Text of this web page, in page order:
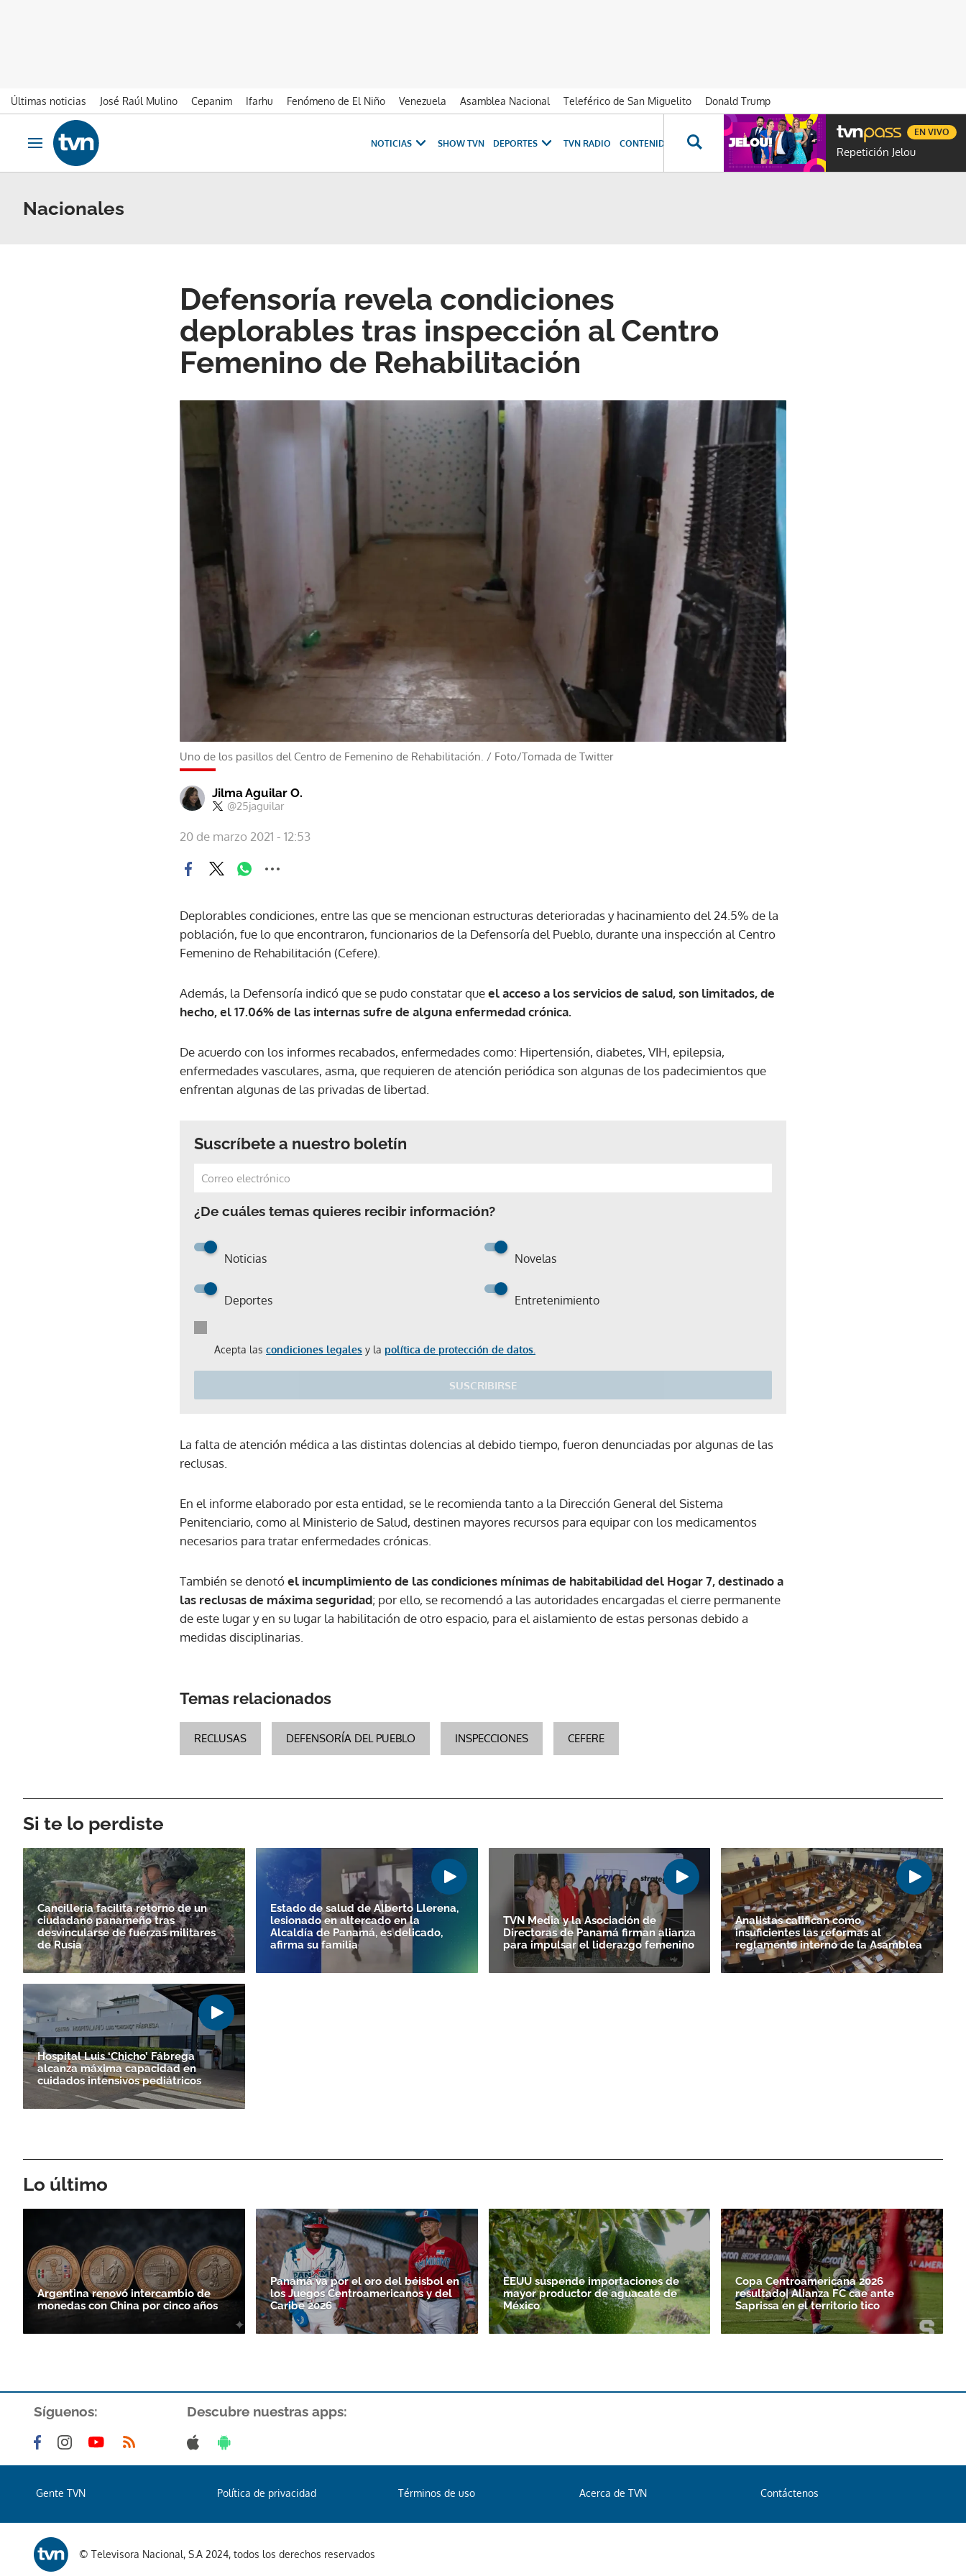
Últimas noticias José Raúl Mulino Cepanim Ifarhu Fenómeno de El Niño Venezuela Asamblea Nacional Teleférico de San Miguelito
Donald Trump
Ir al contenido
Obrir navegació
NOTICIAS SHOW TVN DEPORTES TVN RADIO CONTENIDOS ESPECIALES NOVELAS PROGRAMAS GENTE TVN
Repetición Jelou
EN VIVO
Nacionales
Defensoría revela condiciones
deplorables tras inspección al Centro
Femenino de Rehabilitación
Uno de los pasillos del Centro de Femenino de Rehabilitación. / Foto/Tomada de Twitter
Jilma Aguilar O.
@25jaguilar
20 de marzo 2021 - 12:53
Deplorables condiciones, entre las que se mencionan estructuras deterioradas y hacinamiento del 24.5% de la
población, fue lo que encontraron, funcionarios de la Defensoría del Pueblo, durante una inspección al Centro
Femenino de Rehabilitación (Cefere).
Además, la Defensoría indicó que se pudo constatar queel acceso a los servicios de salud, son limitados, de
hecho, el 17.06% de las internas sufre de alguna enfermedad crónica.
De acuerdo con los informes recabados, enfermedades como: Hipertensión, diabetes, VIH, epilepsia,
enfermedades vasculares, asma, que requieren de atención periódica son algunas de los padecimientos que
enfrentan algunas de las privadas de libertad.
Suscríbete a nuestro boletín
¿De cuáles temas quieres recibir información?
Noticias Novelas
Deportes Entretenimiento
Acepta las condiciones legales y la política de protección de datos.
SUSCRIBIRSE
Gracias por suscribirte a nuestro boletín.
La falta de atención médica a las distintas dolencias al debido tiempo, fueron denunciadas por algunas de las
reclusas.
En el informe elaborado por esta entidad, se le recomienda tanto a la Dirección General del Sistema
Penitenciario, como al Ministerio de Salud, destinen mayores recursos para equipar con los medicamentos
necesarios para tratar enfermedades crónicas.
También se denotóel incumplimiento de las condiciones mínimas de habitabilidad del Hogar 7, destinado a
las reclusas de máxima seguridad; por ello, se recomendó a las autoridades encargadas el cierre permanente
de este lugar y en su lugar la habilitación de otro espacio, para el aislamiento de estas personas debido a
medidas disciplinarias.
Temas relacionados
RECLUSAS DEFENSORÍA DEL PUEBLO INSPECCIONES CEFERE
Si te lo perdiste
Cancillería facilita retorno de un
ciudadano panameño tras
desvincularse de fuerzas militares
de Rusia
Estado de salud de Alberto Llerena,
lesionado en altercado en la
Alcaldía de Panamá, es delicado,
afirma su familia
TVN Media y la Asociación de
Directoras de Panamá firman alianza
para impulsar el liderazgo femenino
Analistas califican como
insuficientes las reformas al
reglamento interno de la Asamblea
Hospital Luis ‘Chicho’ Fábrega
alcanza máxima capacidad en
cuidados intensivos pediátricos
Lo último
Argentina renovó intercambio de
monedas con China por cinco años
Panamá va por el oro del béisbol en
los Juegos Centroamericanos y del
Caribe 2026
EEUU suspende importaciones de
mayor productor de aguacate de
México
Copa Centroamericana 2026
resultado| Alianza FC cae ante
Saprissa en el territorio tico
Síguenos: Descubre nuestras apps:
Gente TVN Política de privacidad Términos de uso Acerca de TVN Contáctenos
© Televisora Nacional, S.A 2024, todos los derechos reservados